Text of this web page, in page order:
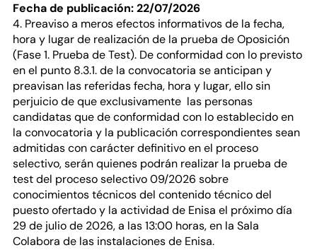
Fecha de publicación: 22/07/2026
4. Preaviso a meros efectos informativos de la fecha,
hora y lugar de realización de la prueba de Oposición
(Fase 1. Prueba de Test). De conformidad con lo previsto
en el punto 8.3.1. de la convocatoria se anticipan y
preavisan las referidas fecha, hora y lugar, ello sin
perjuicio de que exclusivamente las personas
candidatas que de conformidad con lo establecido en
la convocatoria y la publicación correspondientes sean
admitidas con carácter definitivo en el proceso
selectivo, serán quienes podrán realizar la prueba de
test del proceso selectivo 09/2026 sobre
conocimientos técnicos del contenido técnico del
puesto ofertado y la actividad de Enisa el próximo día
29 de julio de 2026, a las 13:00 horas, en la Sala
Colabora de las instalaciones de Enisa.